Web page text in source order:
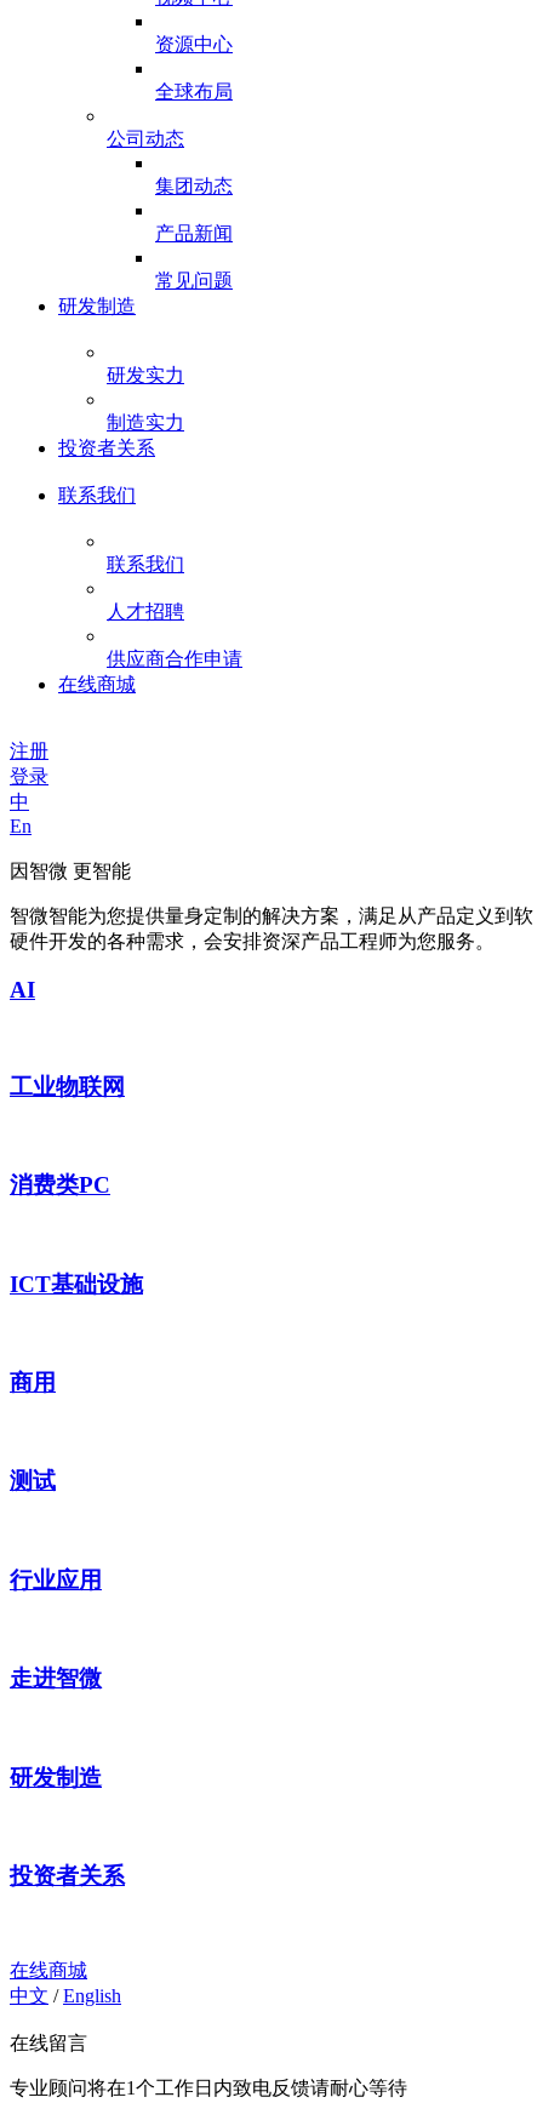
资源中心
全球布局
公司动态
集团动态
产品新闻
常见问题
研发制造
研发实力
制造实力
投资者关系
联系我们
联系我们
人才招聘
供应商合作申请
在线商城
注册
登录
中
En
因智微 更智能
智微智能为您提供量身定制的解决方案，满足从产品定义到软
硬件开发的各种需求，会安排资深产品工程师为您服务。
AI
工业物联网
消费类PC
ICT基础设施
商用
测试
行业应用
走进智微
研发制造
投资者关系
在线商城
中文 /English
在线留言
专业顾问将在1个工作日内致电反馈请耐心等待